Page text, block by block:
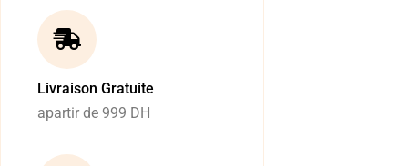
Livraison Gratuite
apartir de 999 DH